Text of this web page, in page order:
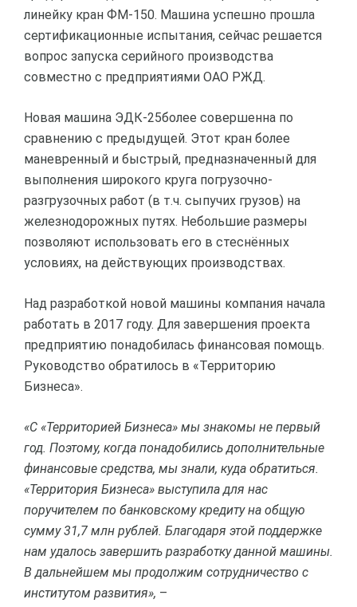
линейку кран ФМ-150. Машина успешно прошла
сертификационные испытания, сейчас решается
вопрос запуска серийного производства
совместно с предприятиями ОАО РЖД.
Новая машина ЭДК-25более совершенна по
сравнению с предыдущей. Этот кран более
маневренный и быстрый, предназначенный для
выполнения широкого круга погрузочно-
разгрузочных работ (в т.ч. сыпучих грузов) на
железнодорожных путях. Небольшие размеры
позволяют использовать его в стеснённых
условиях, на действующих производствах.
Над разработкой новой машины компания начала
работать в 2017 году. Для завершения проекта
предприятию понадобилась финансовая помощь.
Руководство обратилось в «Территорию
Бизнеса».
«С «Территорией Бизнеса» мы знакомы не первый
год. Поэтому, когда понадобились дополнительные
финансовые средства, мы знали, куда обратиться.
«Территория Бизнеса» выступила для нас
поручителем по банковскому кредиту на общую
сумму 31,7 млн рублей. Благодаря этой поддержке
нам удалось завершить разработку данной машины.
В дальнейшем мы продолжим сотрудничество с
институтом развития», –